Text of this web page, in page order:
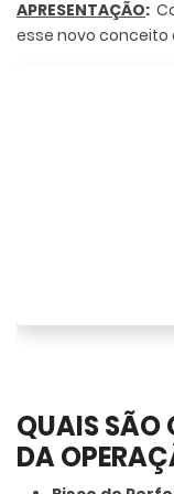
APRESENTAÇÃO:
esse novo
QUAIS SÃO
DA